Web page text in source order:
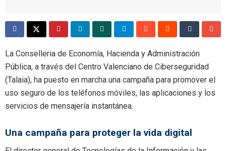
La Conselleria de Economía, Hacienda y Administración
Pública, a través del Centro Valenciano de Ciberseguridad
(Talaia), ha puesto en marcha una campaña para promover el
uso seguro de los teléfonos móviles, las aplicaciones y los
servicios de mensajería instantánea.
Una campaña para proteger la vida digital